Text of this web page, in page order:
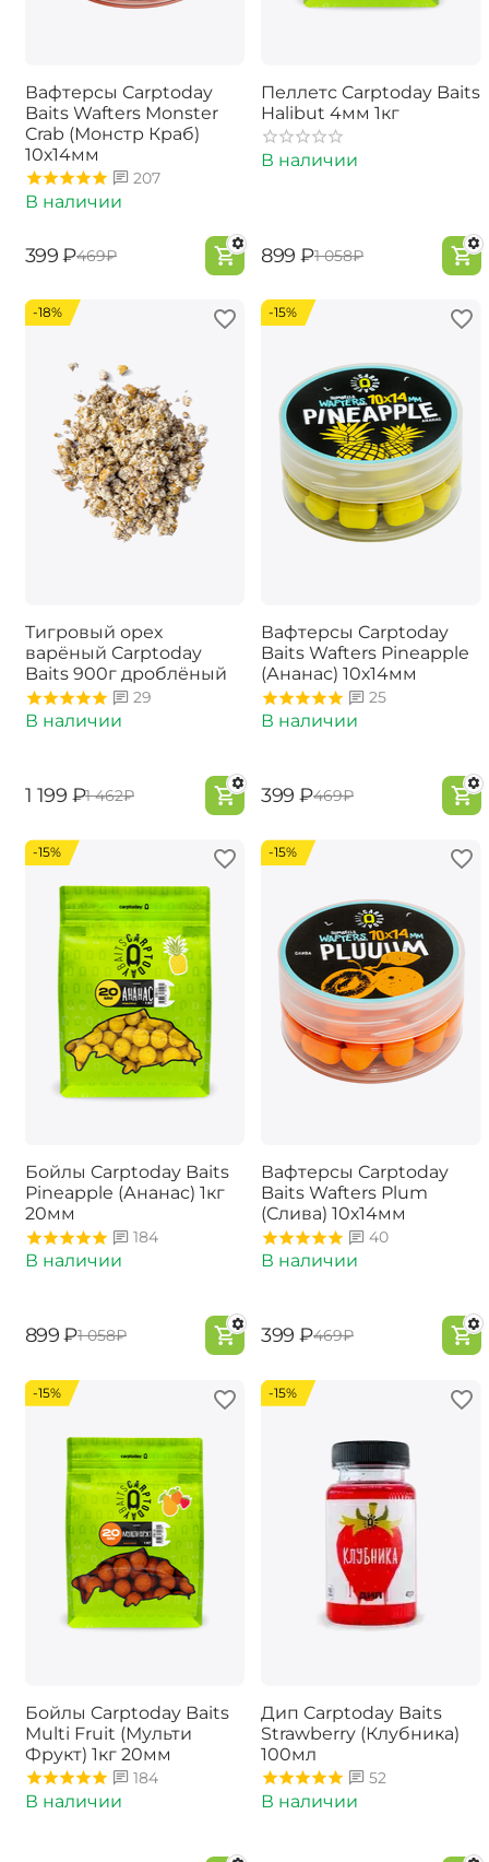
Вафтерсы Carptoday
Baits Wafters Monster
Crab (Монстр Краб)
10х14мм
207
В наличии
‍399‍ ₽‍469‍₽
Пеллетс Carptoday Baits
Halibut 4мм 1кг
В наличии
‍899‍ ₽‍1 058‍₽
-18%
Тигровый орех
варёный Carptoday
Baits 900г дроблёный
29
В наличии
‍1 199‍ ₽‍1 462‍₽
-15%
Вафтерсы Carptoday
Baits Wafters Pineapple
(Ананас) 10х14мм
25
В наличии
‍399‍ ₽‍469‍₽
-15%
Бойлы Carptoday Baits
Pineapple (Ананас) 1кг
20мм
184
В наличии
‍899‍ ₽‍1 058‍₽
-15%
Вафтерсы Carptoday
Baits Wafters Plum
(Слива) 10х14мм
40
В наличии
‍399‍ ₽‍469‍₽
-15%
Бойлы Carptoday Baits
Multi Fruit (Мульти
Фрукт) 1кг 20мм
184
В наличии
-15%
Дип Carptoday Baits
Strawberry (Клубника)
100мл
52
В наличии